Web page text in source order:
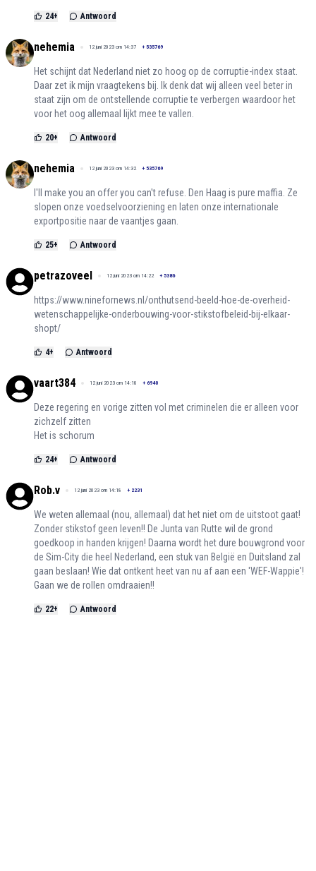
24+ Antwoord
nehemia 12 juni 2023 om 14:37 + 535769
Het schijnt dat Nederland niet zo hoog op de corruptie-index staat.
Daar zet ik mijn vraagtekens bij. Ik denk dat wij alleen veel beter in
staat zijn om de ontstellende corruptie te verbergen waardoor het
voor het oog allemaal lijkt mee te vallen.
20+ Antwoord
nehemia 12 juni 2023 om 14:32 + 535769
I'll make you an offer you can't refuse. Den Haag is pure maffia. Ze
slopen onze voedselvoorziening en laten onze internationale
exportpositie naar de vaantjes gaan.
25+ Antwoord
petrazoveel 12 juni 2023 om 14:22 + 5386
https://www.ninefornews.nl/onthutsend-beeld-hoe-de-overheid-
wetenschappelijke-onderbouwing-voor-stikstofbeleid-bij-elkaar-
shopt/
4+ Antwoord
vaart384 12 juni 2023 om 14:18 + 6940
Deze regering en vorige zitten vol met criminelen die er alleen voor
zichzelf zitten
Het is schorum
24+ Antwoord
Rob.v 12 juni 2023 om 14:18 + 2231
We weten allemaal (nou, allemaal) dat het niet om de uitstoot gaat!
Zonder stikstof geen leven!! De Junta van Rutte wil de grond
goedkoop in handen krijgen! Daarna wordt het dure bouwgrond voor
de Sim-City die heel Nederland, een stuk van België en Duitsland zal
gaan beslaan! Wie dat ontkent heet van nu af aan een 'WEF-Wappie'!
Gaan we de rollen omdraaien!!
22+ Antwoord